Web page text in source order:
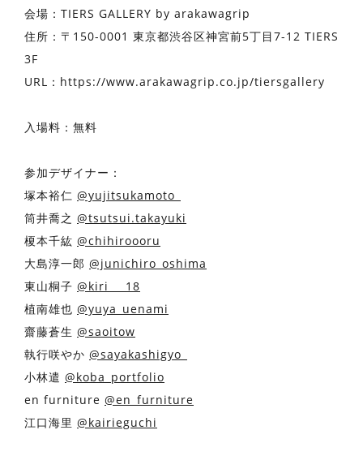
会場：TIERS GALLERY by arakawagrip
住所：〒150-0001 東京都渋谷区神宮前5丁目7-12 TIERS
3F
URL：https://www.arakawagrip.co.jp/tiersgallery
入場料：無料
参加デザイナー：
塚本裕仁 @yujitsukamoto_
筒井喬之 @tsutsui.takayuki
榎本千紘 @chihiroooru
大島淳一郎 @junichiro_oshima
東山桐子 @kiri___18
植南雄也 @yuya_uenami
齋藤蒼生 @saoitow
執行咲やか @sayakashigyo_
小林遣 @koba_portfolio
en furniture @en_furniture
江口海里 @kairieguchi